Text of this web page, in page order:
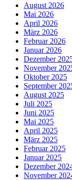
August 2026
Mai 2026
April 2026
März 2026
Februar 2026
Januar 2026
Dezember
November
Oktober 2025
September
August 2025
Juli 2025
Juni 2025
Mai 2025
April 2025
März 2025
Februar 2025
Januar 2025
Dezember
November